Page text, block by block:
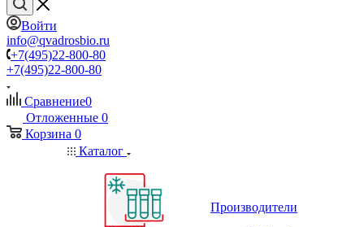
Войти
info@qvadrosbio.ru
+7(495)22-800-80
+7(495)22-800-80
Сравнение0
Отложенные 0
Корзина 0
Каталог
Производители